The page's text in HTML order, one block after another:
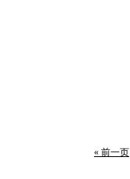
« 前一页